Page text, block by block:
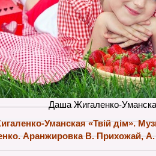
Даша Жигаленко-
Уманская «Твій дім».
Аранжировка В. Прихожай,